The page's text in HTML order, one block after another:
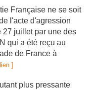
Française ne se soit
l'acte d'agression
27 juillet par une des
qui a été reçu au
de France à
]
plus pressante